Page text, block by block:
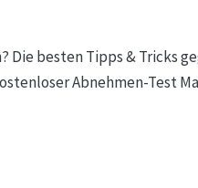
Die besten Tipps & Tricks
Abnehmen-Test